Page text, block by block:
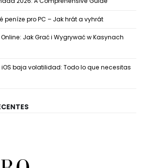
Jak Grać i Wygrywać w Kasynach
iOS baja volatilidad: Todo lo que necesitas